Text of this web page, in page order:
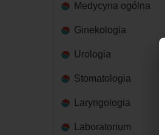
Medycyna ogólna
Ginekologia
Urologia
Stomatologia
Laryngologia
Laboratorium